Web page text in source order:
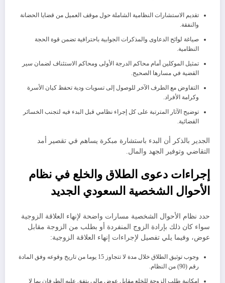
​تقديم الاستشارات النظامية الشاملة حول موقف العميل من قضايا الحضانة
والنفقة.
​صياغة لوائح الدعاوى والمذكرات الجوابية باحترافية تضمن قوة الحجة
النظامية.
​تمثيل الموكلين أمام محاكم الدرجة الأولى ومحاكم الاستئناف لضمان سير
القضية في مسارها الصحيح.
​التفاوض مع الطرف الآخر للوصول إلى تسويات ودية تحفظ كيان الأسرة
وكرامة الأفراد.
​توضيح الآثار المترتبة على كل إجراء نظامي قبل البدء فيه لتجنب الخسائر
القضائية.
الجدير بالذكر أن البدء باستشارة مبكرة يساهم في تقصير أمد
التقاضي وتوفير الجهد والمال.
​إجراءات دعوى الطلاق والخلع في نظام
الأحوال الشخصية السعودي الجديد
​حدد نظام الأحوال الشخصية مسارات واضحة لإنهاء العلاقة الزوجية
سواء كان ذلك بإرادة الزوج المنفردة أو بطلب من الزوجة مقابل
عوض، ​وفيما يلي تفصيل لإجراءات إنهاء العلاقة الزوجية:
​وجوب توثيق الطلاق خلال مدة لا تتجاوز 15 يوما من تاريخ وقوعه وفق المادة
رقم (90) من النظام.
​إمكانية طلب الزوجة للخلع مقابل عوض مالي يتفق عليه الطرفان بما لا